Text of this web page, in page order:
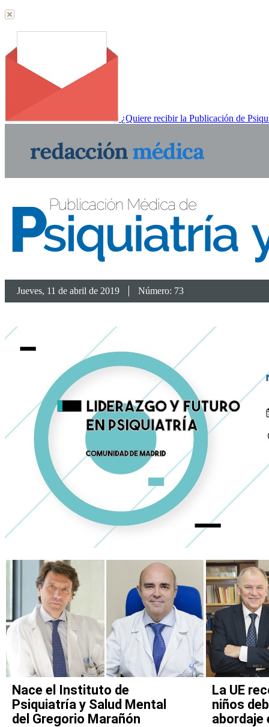
¿Quiere recibir la Publicación de
Jueves, 11 de abril de 2019 Número: 73
Nace el Instituto de
Psiquiatría y Salud Mental
del Gregorio Marañón
La UE
niños
abordaje